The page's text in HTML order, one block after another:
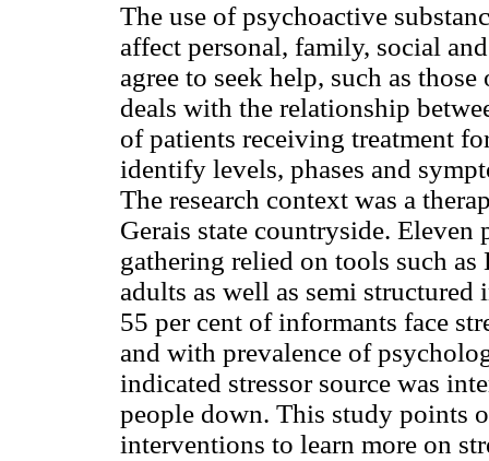
The use of psychoactive
affect personal, family, social
agree to seek help, such as
deals with the relationship
of patients receiving treatment
identify levels, phases and
The research context was a
Gerais state countryside. Eleven
gathering relied on tools such
adults as well as semi
55 per cent of informants face
and with prevalence of
indicated stressor source was
people down. This study points
interventions to learn more on